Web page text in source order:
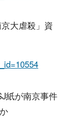
大虐殺」資
紙が南京事件